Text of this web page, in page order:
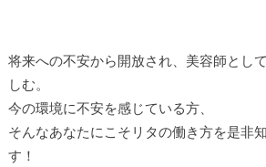
将来への不安から開放され、美容師とし
しむ。
今の環境に不安を感じている方、
そんなあなたにこそリタの働き方を是非
す！